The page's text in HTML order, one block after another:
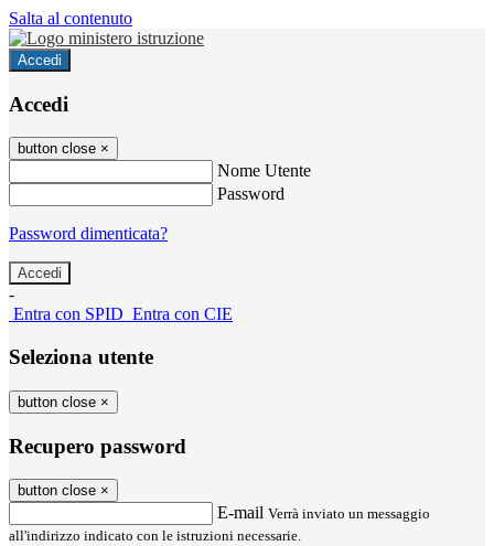
Salta al contenuto
Accedi
Accedi
button close ×
Nome Utente
Password
Password dimenticata?
-
Entra con SPID Entra con CIE
Seleziona utente
button close ×
Recupero password
button close ×
E-mail Verrà inviato un messaggio
all'indirizzo indicato con le istruzioni necessarie.